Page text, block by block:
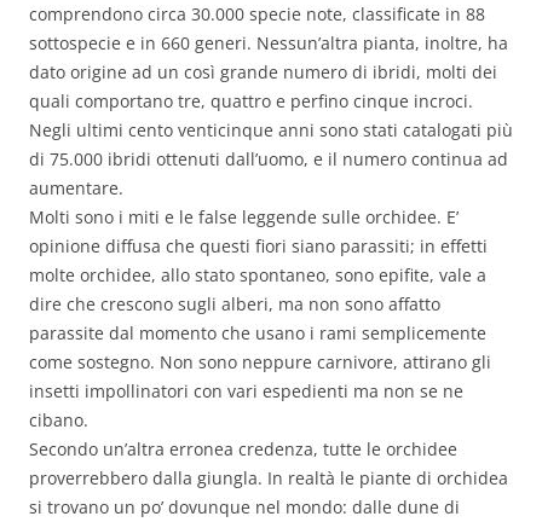
comprendono circa 30.000 specie note, classificate in 88
sottospecie e in 660 generi. Nessun’altra pianta, inoltre, ha
dato origine ad un così grande numero di ibridi, molti dei
quali comportano tre, quattro e perfino cinque incroci.
Negli ultimi cento venticinque anni sono stati catalogati più
di 75.000 ibridi ottenuti dall’uomo, e il numero continua ad
aumentare.
Molti sono i miti e le false leggende sulle orchidee. E’
opinione diffusa che questi fiori siano parassiti; in effetti
molte orchidee, allo stato spontaneo, sono epifite, vale a
dire che crescono sugli alberi, ma non sono affatto
parassite dal momento che usano i rami semplicemente
come sostegno. Non sono neppure carnivore, attirano gli
insetti impollinatori con vari espedienti ma non se ne
cibano.
Secondo un’altra erronea credenza, tutte le orchidee
proverrebbero dalla giungla. In realtà le piante di orchidea
si trovano un po’ dovunque nel mondo: dalle dune di